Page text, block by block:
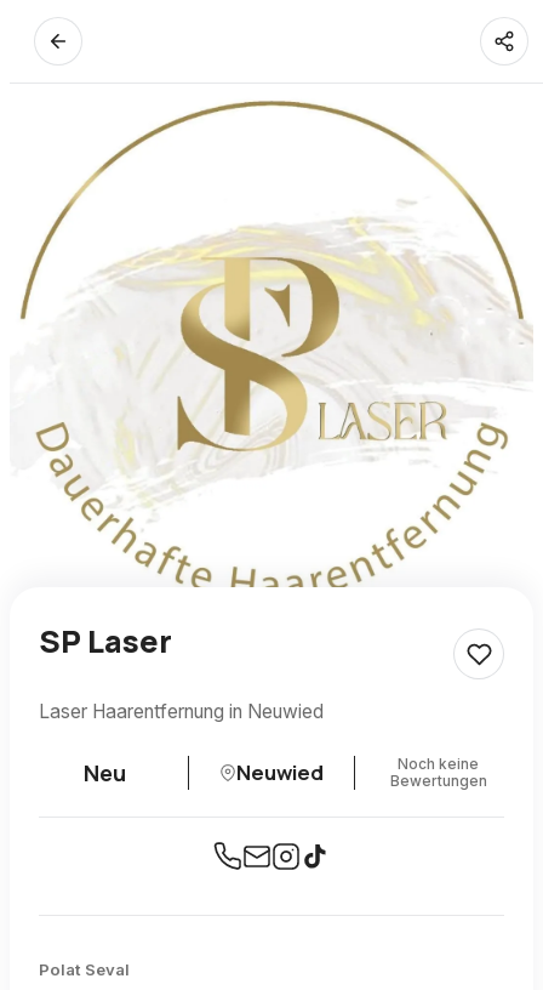
SP Laser
Laser Haarentfernung in Neuwied
Neu Neuwied
Noch keine
Bewertungen
Polat Seval